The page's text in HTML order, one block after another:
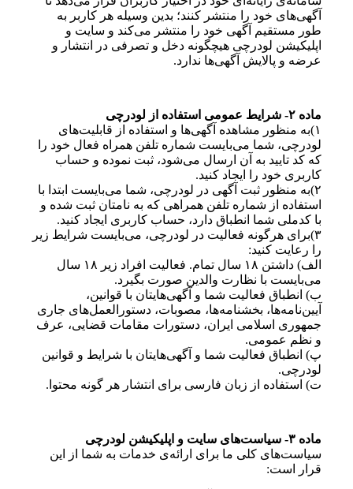
آگهی‌های خود را منتشر کنند؛ بدین وسیله هر کاربر به
طور مستقیم آگهی خود را منتشر می‌کند و سایت و
اپلیکیشن لودرچی هیچگونه دخل و تصرفی در انتشار و
عرضه و پالایش آگهی‌ها ندارد.
ماده ۲- شرایط عمومی استفاده از لودرچی
۱)به منظور مشاهده آگهی‌ها و استفاده از قابلیت‌های
لودرچی، شما می‌بایست شماره تلفن همراه فعال خود را
که کد تایید به آن ارسال می‌شود، ثبت نموده و حساب
کاربری خود را ایجاد کنید.
۲)به منظور ثبت آگهی در لودرچی، شما می‌بایست ابتدا با
استفاده از شماره تلفن همراهی که به نامتان ثبت شده و
با کدملی شما انطباق دارد، حساب کاربری ایجاد کنید.
۳)برای هرگونه فعالیت در لودرچی، می‌بایست شرایط زیر
را رعایت کنید:
الف) داشتن ۱۸ سال تمام. فعالیت افراد زیر ۱۸ سال
می‌بایست با نظارت والدین صورت بگیرد.
ب) انطباق فعالیت شما و آگهی‌هایتان با قوانین،
آیین‌نامه‌ها، بخشنامه‌ها، مصوبات، دستورالعمل‌های جاری
جمهوری اسلامی ایران، دستورات مقامات قضایی، عرف
و نظم عمومی.
پ) انطباق فعالیت شما و آگهی‌هایتان با شرایط و قوانین
لودرچی.
ت) استفاده از زبان فارسی برای انتشار هر گونه محتوا.
ماده ۳- سیاست‌های سایت و اپلیکیشن لودرچی
سیاست‌های کلی ما برای ارائه‌ی خدمات به شما از این
قرار است: